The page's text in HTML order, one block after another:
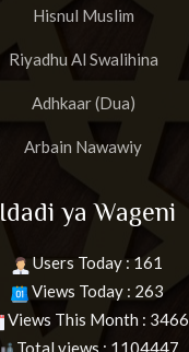
Hisnul Muslim
Riyadhu Al Swalihina
Adhkaar (Dua)
Arbain Nawawiy
Idadi ya Wageni
Users Today : 161
Views Today : 263
Views This Month : 3466